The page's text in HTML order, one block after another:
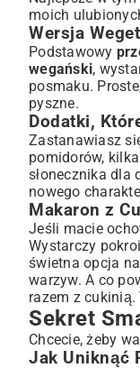
moich
Wersja
Podstawowy
wegański,
posmaku.
pyszne.
Dodatki,
Zastanawiasz
pomidorów,
słonecznika dla
nowego
Makaron z
Jeśli macie
Wystarczy
świetna opcja
warzyw. A co
razem z
Sekret
Chcecie, żeby
Jak Uniknąć